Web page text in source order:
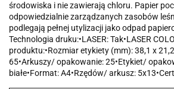
środowiska i nie zawierają chloru. Papier
odpowiedzialnie zarządzanych zasobów
podlegają pełnej utylizacji jako odpad
Technologia druku:•LASER: Tak•LASER
produktu:•Rozmiar etykiety (mm): 38,1 x
65•Arkuszy/ opakowanie: 25•Etykiet/
białe•Format: A4•Rzędów/ arkusz: